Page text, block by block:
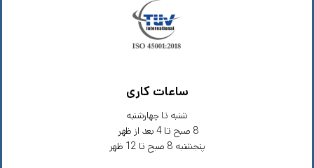
ساعات کاری
شنبه تا چهارشنبه
8 صبح تا 4 بعد از ظهر
پنجشنبه 8 صبح تا 12 ظهر